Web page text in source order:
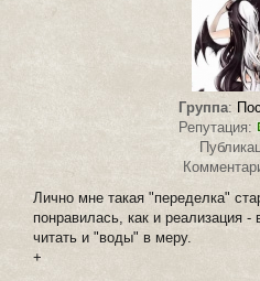
Группа:
Репутация:
Лично мне такая "переделка"
понравилась, как и реализация -
читать и "воды" в меру.
+